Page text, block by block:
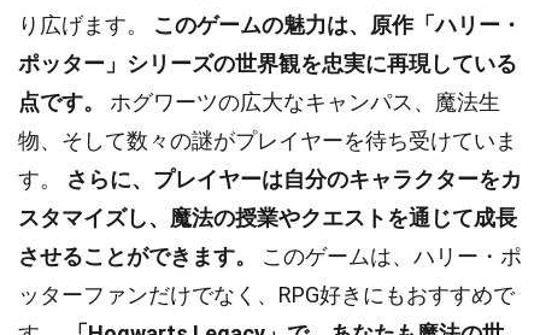
り広げます。 このゲームの魅力は、原作「ハリー・
ポッター」シリーズの世界観を忠実に再現している
点です。
ホグワーツの広大なキャンパス、魔法生
物、そして数々の謎がプレイヤーを待ち受けていま
す。 さらに、プレイヤーは自分のキャラクターをカ
スタマイズし、魔法の授業やクエストを通じて成長
させることができます。
このゲームは、ハリー・ポ
ッターファンだけでなく、RPG好きにもおすすめで